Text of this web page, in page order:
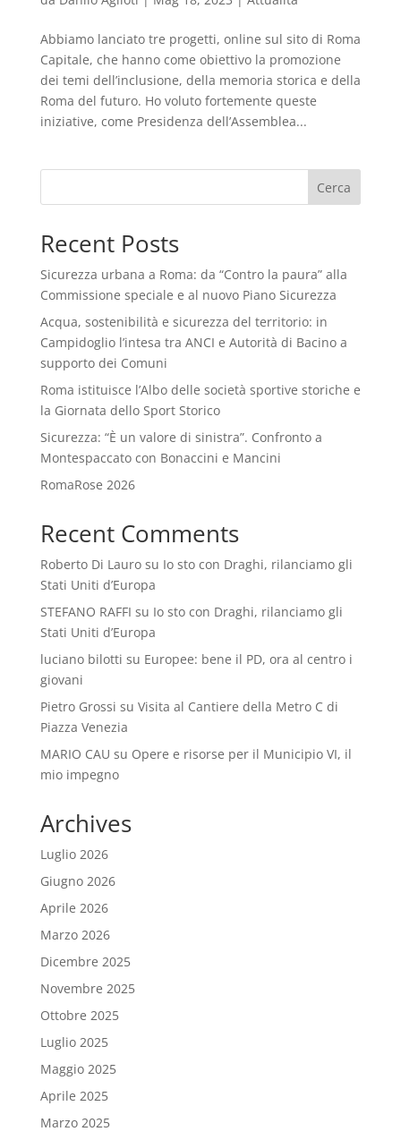
Abbiamo lanciato tre progetti, online sul sito di Roma
Capitale, che hanno come obiettivo la promozione
dei temi dell’inclusione, della memoria storica e della
Roma del futuro. Ho voluto fortemente queste
iniziative, come Presidenza dell’Assemblea...
Cerca
Recent Posts
Sicurezza urbana a Roma: da “Contro la paura” alla
Commissione speciale e al nuovo Piano Sicurezza
Acqua, sostenibilità e sicurezza del territorio: in
Campidoglio l’intesa tra ANCI e Autorità di Bacino a
supporto dei Comuni
Roma istituisce l’Albo delle società sportive storiche e
la Giornata dello Sport Storico
Sicurezza: “È un valore di sinistra”. Confronto a
Montespaccato con Bonaccini e Mancini
RomaRose 2026
Recent Comments
Roberto Di Laurosu Io sto con Draghi, rilanciamo gli
Stati Uniti d’Europa
STEFANO RAFFI su Io sto con Draghi, rilanciamo gli
Stati Uniti d’Europa
luciano bilotti su Europee: bene il PD, ora al centro i
giovani
Pietro Grossi su Visita al Cantiere della Metro C di
Piazza Venezia
MARIO CAU su Opere e risorse per il Municipio VI, il
mio impegno
Archives
Luglio 2026
Giugno 2026
Aprile 2026
Marzo 2026
Dicembre 2025
Novembre 2025
Ottobre 2025
Luglio 2025
Maggio 2025
Aprile 2025
Marzo 2025